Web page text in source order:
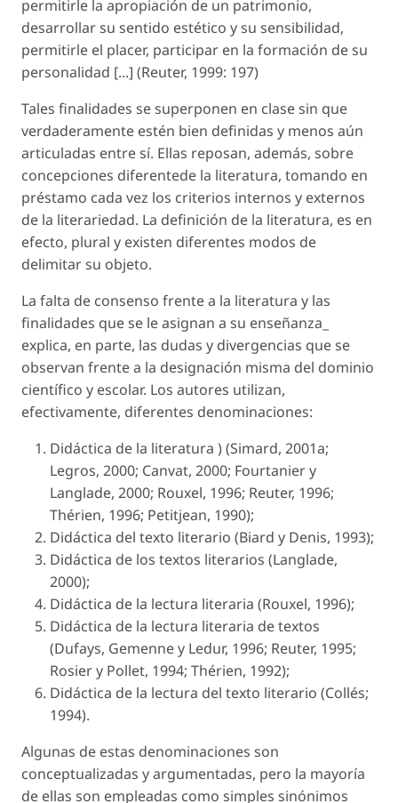
permitirle la apropiación de un patrimonio,
desarrollar su sentido estético y su sensibilidad,
permitirle el placer, participar en la formación de su
personalidad [...] (Reuter, 1999: 197)
Tales finalidades se superponen en clase sin que
verdaderamente estén bien definidas y menos aún
articuladas entre sí. Ellas reposan, además, sobre
concepciones diferentede la literatura, tomando en
préstamo cada vez los criterios internos y externos
de la literariedad. La definición de la literatura, es en
efecto, plural y existen diferentes modos de
delimitar su objeto.
La falta de consenso frente a la literatura y las
finalidades que se le asignan a su enseñanza_
explica, en parte, las dudas y divergencias que se
observan frente a la designación misma del dominio
científico y escolar. Los autores utilizan,
efectivamente, diferentes denominaciones:
Didáctica de la literatura ) (Simard, 2001a;
Legros, 2000; Canvat, 2000; Fourtanier y
Langlade, 2000; Rouxel, 1996; Reuter, 1996;
Thérien, 1996; Petitjean, 1990);
Didáctica del texto literario (Biard y Denis, 1993);
Didáctica de los textos literarios (Langlade,
2000);
Didáctica de la lectura literaria (Rouxel, 1996);
Didáctica de la lectura literaria de textos
(Dufays, Gemenne y Ledur, 1996; Reuter, 1995;
Rosier y Pollet, 1994; Thérien, 1992);
Didáctica de la lectura del texto literario (Collés;
1994).
Algunas de estas denominaciones son
conceptualizadas y argumentadas, pero la mayoría
de ellas son empleadas como simples sinónimos